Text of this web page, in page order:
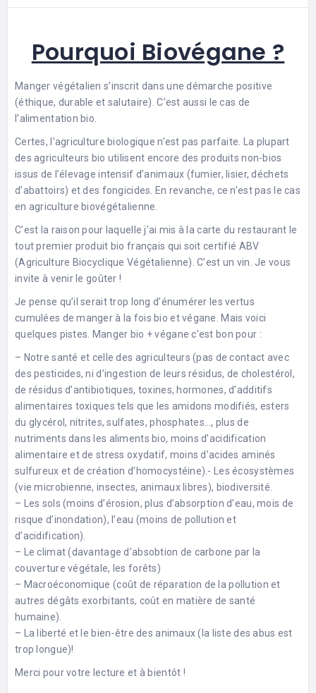
Pourquoi Biovégane ?
Manger végétalien s’inscrit dans une démarche positive
(éthique, durable et salutaire). C’est aussi le cas de
l’alimentation bio.
Certes, l’agriculture biologique n’est pas parfaite. La plupart
des agriculteurs bio utilisent encore des produits non-bios
issus de l’élevage intensif d’animaux (fumier, lisier, déchets
d’abattoirs) et des fongicides. En revanche, ce n’est pas le cas
en agriculture biovégétalienne.
C’est la raison pour laquelle j’ai mis à la carte du restaurant le
tout premier produit bio français qui soit certifié ABV
(Agriculture Biocyclique Végétalienne). C’est un vin. Je vous
invite à venir le goûter !
Je pense qu’il serait trop long d’énumérer les vertus
cumulées de manger à la fois bio et végane. Mais voici
quelques pistes. Manger bio + végane c’est bon pour :
– Notre santé et celle des agriculteurs (pas de contact avec
des pesticides, ni d’ingestion de leurs résidus, de cholestérol,
de résidus d’antibiotiques, toxines, hormones, d’additifs
alimentaires toxiques tels que les amidons modifiés, esters
du glycérol, nitrites, sulfates, phosphates…, plus de
nutriments dans les aliments bio, moins d’acidification
alimentaire et de stress oxydatif, moins d’acides aminés
sulfureux et de création d’homocystéine).- Les écosystèmes
(vie microbienne, insectes, animaux libres), biodiversité.
– Les sols (moins d’érosion, plus d’absorption d’eau, mois de
risque d’inondation), l’eau (moins de pollution et
d’acidification).
– Le climat (davantage d’absobtion de carbone par la
couverture végétale, les forêts)
– Macroéconomique (coût de réparation de la pollution et
autres dégâts exorbitants, coût en matière de santé
humaine).
– La liberté et le bien-être des animaux (la liste des abus est
trop longue)!
Merci pour votre lecture et à bientôt !